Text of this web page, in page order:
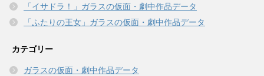
「イサドラ！」ガラスの仮面・劇中作品データ
「ふたりの王女」ガラスの仮面・劇中作品データ
カテゴリー
ガラスの仮面・劇中作品データ